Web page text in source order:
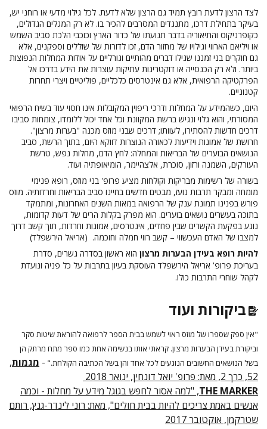
לצד הרצון לדעת רובץ תמיד גם הרצון שלא לדעת. לכל גילוי מדעי או רוחני יש,
בעיקר בתחילת דרכו, מתנגדים המסרבים להכיר בו. לא רק המגלים הגדולים,
כקופרניקוס והתיאוריה בדבר תנועתו של כדור הארץ וכוכבי הלכת סביב השמש
או ויליאם הארווי וגילויו של מחזור הדם, זכו לדורות של שוללים וספקנים, אלא
גם חוקרים בני זמננו שגילו דברים מהותיים וגורליים על אודות המחלות הנפוצות
ביותר. ולא רק הכנסייה או דוקטרינות עתיקות עוצרות את הידע בדרכו אל
הפרקטיקה הרפואית, אלא גם אינטרסים כלכליים, פוליטיים ויצרי תחרות
קטנוניים.
היום, כשהמידע על המחלות ודרכי ריפוין המקובלות אינו חסוי עוד בשיח הרפואי
המסורתי, והוא גלוי ונגיש ברשת המקוונת וכל אחד יכול ללומדו, צומחות סביבו
דרכים חדשות להסתירו, לעוותו; דרכים שבני מוזס מכנה "בערות מרצון".
חרושת של אמונות וידיעות לכאורה הנוצרות דווקא היום, בתוך הרשת, סביב
הנושאים הבוערים של הבריאות והמחלה: לחץ הדם, מחלות נפש, טרשת
העורקים, השמנה ורזון, סוכרת, אלצהיימר, הומיאופתיה ועוד.
בשורה של רשימות מבריקות וקולחות מציע פרופ' בני מוזס, רופא פנימי
מומחה ומבקר תרבות נועז, מבטים חדשים בחיינו סביב הבריאות וחרדותיה. מוזס
פורש בפנינו תמונת ענק של הרפואה במאות השנים האחרונות, ומתמקד
בתוכה בעשרים נושאים בוערים. הוא מפרק בקלות הרים של דעות קדומות,
נוגע בפקעת הקשרים שבין פחדים, אינטרסים, אמונות וחרדות, תוך קשב דרוך
למצבו של האדם העכשווי – קשב רווי חמלה וחוכמה. (אריאל הירשפלד)
להיות רופא בעידן הבערות מרצון הוא ראשון בסדרה גשרים, סדרת
בעריכת פרופ' אריאל הירשפלד העוסקת בעיון בתרבות על כל פניה ונועדת
לקהל שוחרי התרבות כולו.
ביקורות ועוד
"אין ספק שספרו של מוזס ראוי לשמש בבית הספר לרפואה להוראת שיטות סקר
וביקורת בעידן הבערות מרצון. קראתי אותו בנשימה אחת כמו ספר מתח מרתק הן
בשל הנושאים החשובים הנוגעים לכל אחד והן בשל הכתיבה הקולחת." - מגמות,
52, כרך 2, מאת: פרופ' יואל דונחין, ינואר 2018
THE MARKER, "למה אסור לחפש בגוגל מידע על מחלות - וכמה
אנשים באמת צריכים להיות בבית חולים", מאת: רוני לינדר-גנץ, רותם
שטרקמן, אוקטובר 2017